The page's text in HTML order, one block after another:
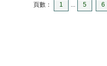
頁數： 1 5 6